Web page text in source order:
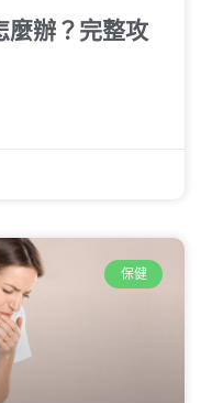
麼辦？完整攻
保健